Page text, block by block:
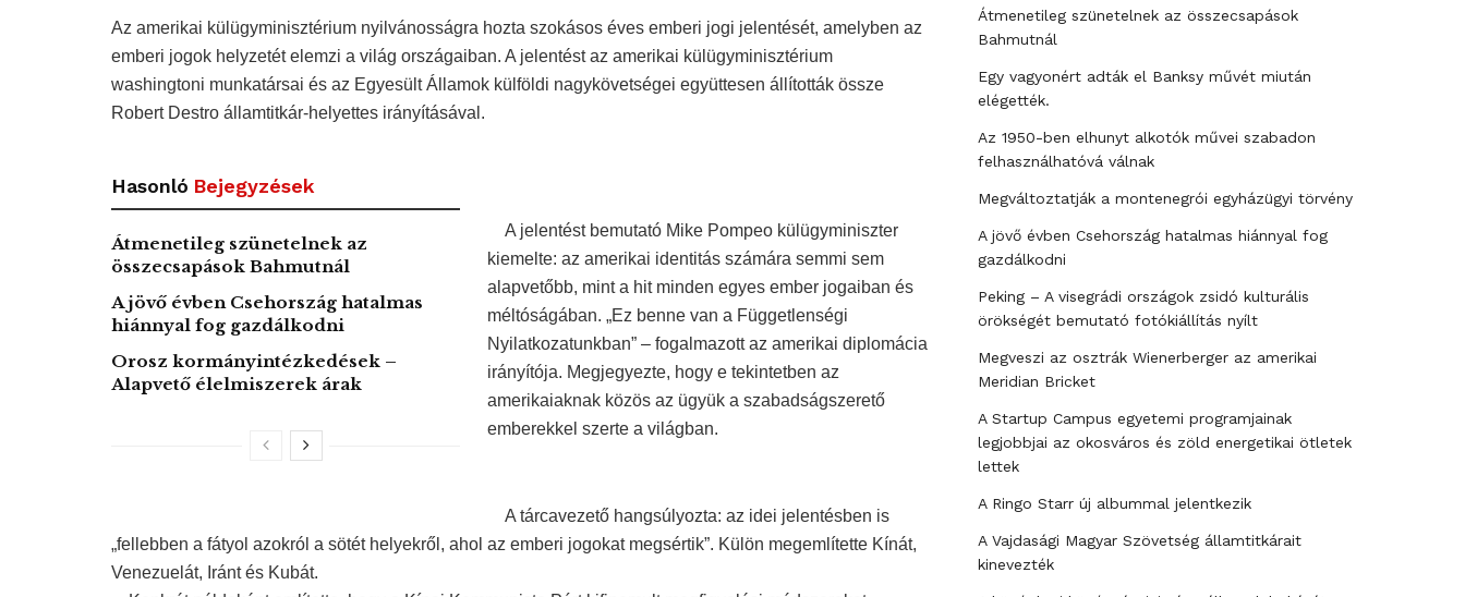
Az amerikai külügyminisztérium nyilvánosságra hozta szokásos éves emberi jogi jelentését, amelyben az
emberi jogok helyzetét elemzi a világ országaiban. A jelentést az amerikai külügyminisztérium
washingtoni munkatársai és az Egyesült Államok külföldi nagykövetségei együttesen állították össze
Robert Destro államtitkár-helyettes irányításával.
Hasonló Bejegyzések
Átmenetileg szünetelnek az
összecsapások Bahmutnál
A jövő évben Csehország hatalmas
hiánnyal fog gazdálkodni
Orosz kormányintézkedések –
Alapvető élelmiszerek árak
A jelentést bemutató Mike Pompeo külügyminiszter
kiemelte: az amerikai identitás számára semmi sem
alapvetőbb, mint a hit minden egyes ember jogaiban és
méltóságában. „Ez benne van a Függetlenségi
Nyilatkozatunkban” – fogalmazott az amerikai diplomácia
irányítója. Megjegyezte, hogy e tekintetben az
amerikaiaknak közös az ügyük a szabadságszerető
emberekkel szerte a világban.
A tárcavezető hangsúlyozta: az idei jelentésben is
„fellebben a fátyol azokról a sötét helyekről, ahol az emberi jogokat megsértik”. Külön megemlítette Kínát,
Venezuelát, Iránt és Kubát.
Átmenetileg szünetelnek az összecsapások
Bahmutnál
Egy vagyonért adták el Banksy művét miután
elégették.
Az 1950-ben elhunyt alkotók művei szabadon
felhasználhatóvá válnak
Megváltoztatják a montenegrói egyházügyi törvény
A jövő évben Csehország hatalmas hiánnyal fog
gazdálkodni
Peking – A visegrádi országok zsidó kulturális
örökségét bemutató fotókiállítás nyílt
Megveszi az osztrák Wienerberger az amerikai
Meridian Bricket
A Startup Campus egyetemi programjainak
legjobbjai az okosváros és zöld energetikai ötletek
lettek
A Ringo Starr új albummal jelentkezik
A Vajdasági Magyar Szövetség államtitkárait
kinevezték